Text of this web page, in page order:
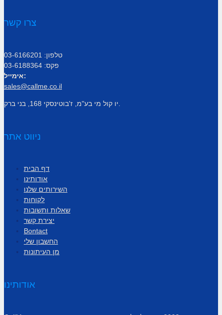
צרו קשר
טלפון: 03-6166201
פקס: 03-6188364
אימייל:
sales@callme.co.il
ניווט אתר
דף הבית
אודותינו
השירותים שלנו
לקוחות
שאלות ותשובות
יצירת קשר
Bontact
החשבון שלי
מן העיתונות
אודותינו